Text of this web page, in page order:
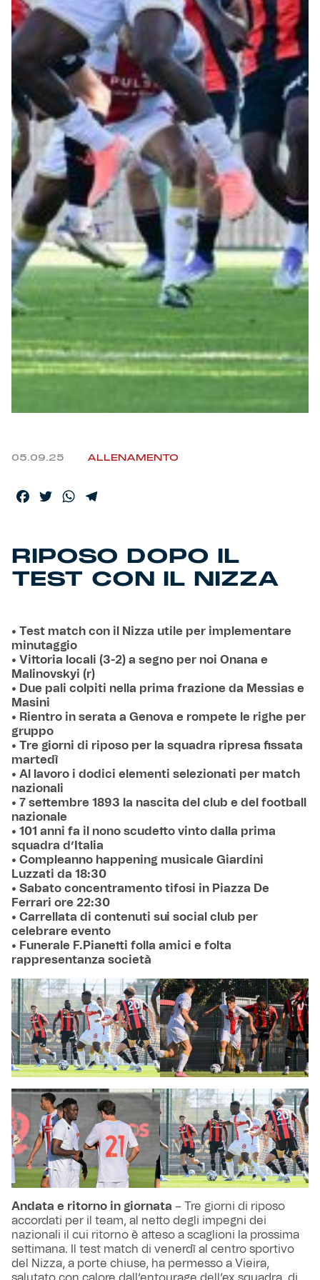
Robe di Kappa x Genoa
Vintage Collection
Red&Blue Voices
Kids
Accessori
Party
Outlet
Caffè Boasi x Genoa
Helan x Genoa
05.09.25 ALLENAMENTO
Facebook
TwitterWhatsApp
RIPOSO DOPO IL
TEST CON IL NIZZA
• Test match con il Nizza utile per implementare
minutaggio
• Vittoria locali (3-2) a segno per noi Onana e
Malinovskyi (r)
• Due pali colpiti nella prima frazione da Messias e
Masini
• Rientro in serata a Genova e rompete le righe per
gruppo
• Tre giorni di riposo per la squadra ripresa fissata
martedì
• Al lavoro i dodici elementi selezionati per match
nazionali
• 7 settembre 1893 la nascita del club e del football
nazionale
• 101 anni fa il nono scudetto vinto dalla prima
squadra d’Italia
• Compleanno happening musicale Giardini
Luzzati da 18:30
• Sabato concentramento tifosi in Piazza De
Ferrari ore 22:30
• Carrellata di contenuti sui social club per
celebrare evento
• Funerale F.Pianetti folla amici e folta
rappresentanza società
Andata e ritorno in giornata – Tre giorni di riposo
accordati per il team, al netto degli impegni dei
nazionali il cui ritorno è atteso a scaglioni la prossima
settimana. Il test match di venerdì al centro sportivo
del Nizza, a porte chiuse, ha permesso a Vieira,